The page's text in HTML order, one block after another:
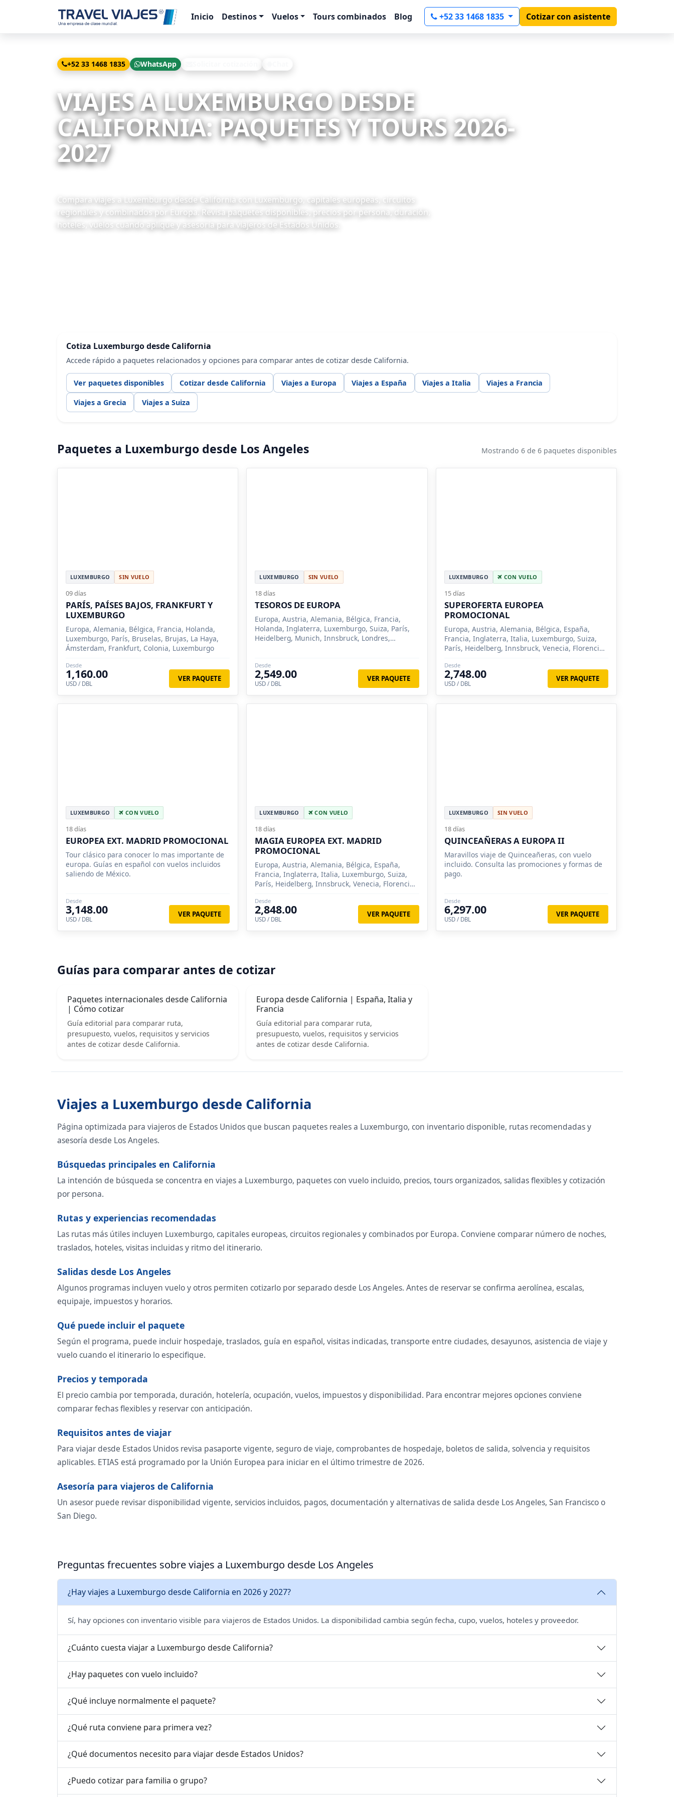
Inicio Destinos Vuelos Tours combinados Blog +52 33 1468 1835 Cotizar con asistente
+52 33 1468 1835 WhatsApp
VIAJES A LUXEMBURGO DESDE
CALIFORNIA: PAQUETES Y TOURS 2026-
2027
Compara viajes a Luxemburgo desde California con Luxemburgo, capitales europeas, circuitos
regionales y combinados por Europa. Revisa paquetes disponibles, precios por persona, duración,
hoteles, vuelos cuando aplique y asesoría para viajeros de Estados Unidos.
Cotiza Luxemburgo desde California
Accede rápido a paquetes relacionados y opciones para comparar antes de cotizar desde California.
Ver paquetes disponibles Cotizar desde California Viajes a Europa Viajes a España Viajes a Italia Viajes a Francia
Viajes a Grecia Viajes a Suiza
Paquetes a Luxemburgo desde Los Angeles Mostrando 6 de 6 paquetes disponibles
LUXEMBURGO SIN VUELO
09 días
PARÍS, PAÍSES BAJOS, FRANKFURT Y
LUXEMBURGO
Europa, Alemania, Bélgica, Francia, Holanda,
Luxemburgo, París, Bruselas, Brujas, La Haya,
Ámsterdam, Frankfurt, Colonia, Luxemburgo
Desde
1,160.00
USD / DBL
VER PAQUETE
LUXEMBURGO SIN VUELO
18 días
TESOROS DE EUROPA
Europa, Austria, Alemania, Bélgica, Francia,
Holanda, Inglaterra, Luxemburgo, Suiza, París,
Heidelberg, Munich, Innsbruck, Londres,
Desde
2,549.00
USD / DBL
VER PAQUETE
LUXEMBURGO CON VUELO
15 días
SUPEROFERTA EUROPEA
PROMOCIONAL
Europa, Austria, Alemania, Bélgica, España,
Francia, Inglaterra, Italia, Luxemburgo, Suiza,
París, Heidelberg, Innsbruck, Venecia, Florencia,
Lucerna, Zurich, Luxemburgo
Desde
2,748.00
USD / DBL
VER PAQUETE
LUXEMBURGO CON VUELO
18 días
EUROPEA EXT. MADRID PROMOCIONAL
Tour clásico para conocer lo mas importante de
europa. Guías en español con vuelos incluidos
saliendo de México.
Desde
3,148.00
USD / DBL
VER PAQUETE
LUXEMBURGO CON VUELO
18 días
MAGIA EUROPEA EXT. MADRID
PROMOCIONAL
Europa, Austria, Alemania, Bélgica, España,
Francia, Inglaterra, Italia, Luxemburgo, Suiza,
París, Heidelberg, Innsbruck, Venecia, Florencia,
Lucerna, Zurich, Luxemburgo
Desde
2,848.00
USD / DBL
VER PAQUETE
LUXEMBURGO SIN VUELO
18 días
QUINCEAÑERAS A EUROPA II
Maravillos viaje de Quinceañeras, con vuelo
incluido. Consulta las promociones y formas de
pago.
Desde
6,297.00
USD / DBL
VER PAQUETE
Guías para comparar antes de cotizar
Paquetes internacionales desde California
| Cómo cotizar
Guía editorial para comparar ruta,
presupuesto, vuelos, requisitos y servicios
antes de cotizar desde California.
Europa desde California | España, Italia y
Francia
Guía editorial para comparar ruta,
presupuesto, vuelos, requisitos y servicios
antes de cotizar desde California.
Viajes a Luxemburgo desde California
Página optimizada para viajeros de Estados Unidos que buscan paquetes reales a Luxemburgo, con inventario disponible, rutas recomendadas y
asesoría desde Los Angeles.
Búsquedas principales en California
La intención de búsqueda se concentra en viajes a Luxemburgo, paquetes con vuelo incluido, precios, tours organizados, salidas flexibles y cotización
por persona.
Rutas y experiencias recomendadas
Las rutas más útiles incluyen Luxemburgo, capitales europeas, circuitos regionales y combinados por Europa. Conviene comparar número de noches,
traslados, hoteles, visitas incluidas y ritmo del itinerario.
Salidas desde Los Angeles
Algunos programas incluyen vuelo y otros permiten cotizarlo por separado desde Los Angeles. Antes de reservar se confirma aerolínea, escalas,
equipaje, impuestos y horarios.
Qué puede incluir el paquete
Según el programa, puede incluir hospedaje, traslados, guía en español, visitas indicadas, transporte entre ciudades, desayunos, asistencia de viaje y
vuelo cuando el itinerario lo especifique.
Precios y temporada
El precio cambia por temporada, duración, hotelería, ocupación, vuelos, impuestos y disponibilidad. Para encontrar mejores opciones conviene
comparar fechas flexibles y reservar con anticipación.
Requisitos antes de viajar
Para viajar desde Estados Unidos revisa pasaporte vigente, seguro de viaje, comprobantes de hospedaje, boletos de salida, solvencia y requisitos
aplicables. ETIAS está programado por la Unión Europea para iniciar en el último trimestre de 2026.
Asesoría para viajeros de California
Un asesor puede revisar disponibilidad vigente, servicios incluidos, pagos, documentación y alternativas de salida desde Los Angeles, San Francisco o
San Diego.
Preguntas frecuentes sobre viajes a Luxemburgo desde Los Angeles
¿Hay viajes a Luxemburgo desde California en 2026 y 2027?
Sí, hay opciones con inventario visible para viajeros de Estados Unidos. La disponibilidad cambia según fecha, cupo, vuelos, hoteles y proveedor.
¿Cuánto cuesta viajar a Luxemburgo desde California?
¿Hay paquetes con vuelo incluido?
¿Qué incluye normalmente el paquete?
¿Qué ruta conviene para primera vez?
¿Qué documentos necesito para viajar desde Estados Unidos?
¿Puedo cotizar para familia o grupo?